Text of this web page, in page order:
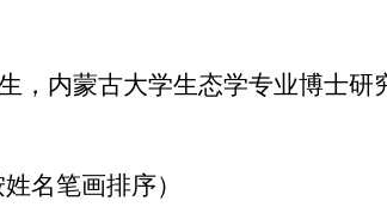
，内蒙古大学生态学专业博士
名笔画排序）